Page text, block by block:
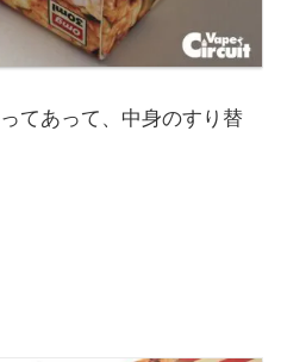
てあって、中身のすり替